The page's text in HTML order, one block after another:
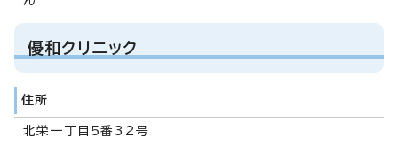
優和クリニック
住所
北栄一丁目5番32号